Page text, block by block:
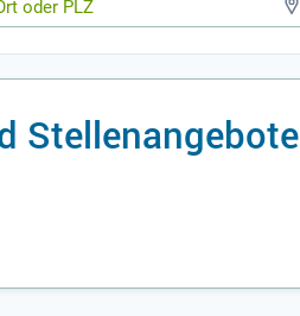
Stellenangebote